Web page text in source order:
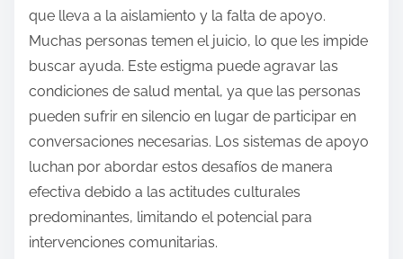
que lleva a la aislamiento y la falta de apoyo.
Muchas personas temen el juicio, lo que les impide
buscar ayuda. Este estigma puede agravar las
condiciones de salud mental, ya que las personas
pueden sufrir en silencio en lugar de participar en
conversaciones necesarias. Los sistemas de apoyo
luchan por abordar estos desafíos de manera
efectiva debido a las actitudes culturales
predominantes, limitando el potencial para
intervenciones comunitarias.